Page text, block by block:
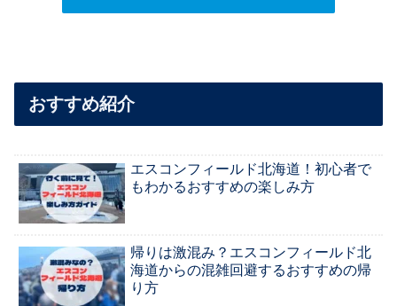
おすすめ紹介
エスコンフィールド北海道！初心者で
もわかるおすすめの楽しみ方
帰りは激混み？エスコンフィールド北
海道からの混雑回避するおすすめの帰
り方